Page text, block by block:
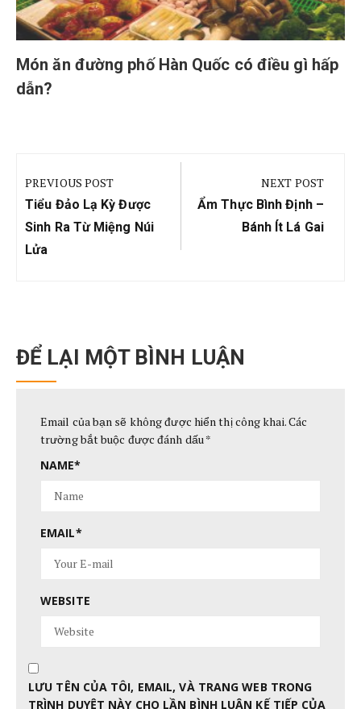
Món ăn đường phố Hàn Quốc có điều gì hấp
dẫn?
hướng
bài
viết
PREVIOUS POST
Previous
Post:
Tiểu Đảo Lạ Kỳ Được
Sinh Ra Từ Miệng Núi
Lửa
NEXT POST
Next
Ẩm Thực Bình Định –
Bánh Ít Lá Gai
ĐỂ LẠI MỘT BÌNH LUẬN
Email của bạn sẽ không được hiển thị công khai.Các
trường bắt buộc được đánh dấu *
NAME*
EMAIL*
WEBSITE
LƯU TÊN CỦA TÔI, EMAIL, VÀ TRANG WEB TRONG
TRÌNH DUYỆT NÀY CHO LẦN BÌNH LUẬN KẾ TIẾP CỦA